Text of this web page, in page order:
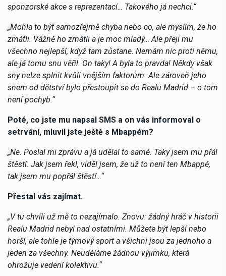
sponzorské akce s reprezentací… Takového já nechci.“
„Mohla to být samozřejmě chyba nebo co, ale myslím, že ho
zmátli. Vážně ho zmátli a je moc mladý… Ale přeji mu
všechno nejlepší, když tam zůstane. Nemám nic proti němu,
ale já tomu snu věřil. On taky! A byla to pravda! Někdy však
sny nelze splnit kvůli vnějším faktorům. Ale zároveň jeho
snem od dětství bylo přestoupit se do Realu Madrid – o tom
není pochyb.“
Poté, co jste mu napsal SMS a on vás informoval o
setrvání, mluvil jste ještě s Mbappém?
„Ne. Poslal mi zprávu a já udělal to samé. Taky jsem mu přál
štěstí. Jak jsem řekl, viděl jsem, že už to není ten Mbappé,
tak jsem mu popřál štěstí…“
Přestal vás zajímat.
„V tu chvíli už mě to nezajímalo. Znovu: žádný hráč v historii
Realu Madrid nebyl nad ostatními. Můžete být lepší nebo
horší, ale tohle je týmový sport a všichni jsou za jednoho a
jeden za všechny. Neuděláme žádnou výjimku, která
ohrožuje vedení kolektivu.“